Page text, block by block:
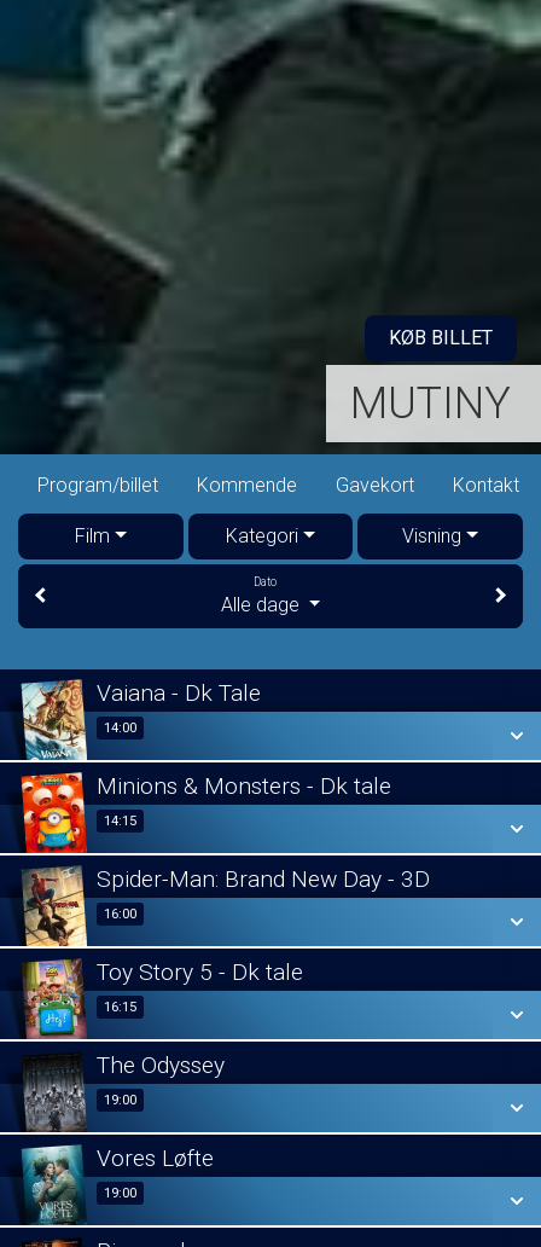
MUTINY
KØB BILLET
Program/billet Kommende Gavekort Kontakt
Film Kategori Visning
Dato
Alle dage
Vaiana - Dk Tale
14:00
SE ALLE DAGE
LÆS MERE
Minions & Monsters - Dk tale
14:15
SE ALLE DAGE
LÆS MERE
Spider-Man: Brand New Day - 3D
16:00
SE ALLE DAGE
LÆS MERE
Toy Story 5 - Dk tale
16:15
SE ALLE DAGE
LÆS MERE
The Odyssey
19:00
SE ALLE DAGE
LÆS MERE
Vores Løfte
19:00